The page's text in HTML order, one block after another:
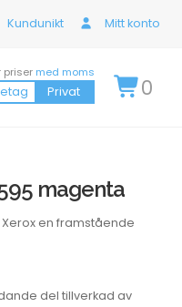
Kundunikt Mitt konto
priser med moms
Privat 0
magenta
en framstående
del tillverkad av